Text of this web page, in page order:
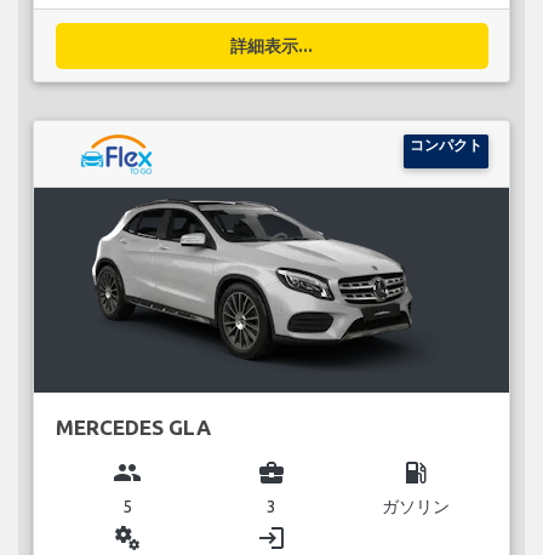
詳細表示...
コンパクト
MERCEDES GLA
group
5
business_center
3
local_gas_station
ガソリン
miscellaneous_services login